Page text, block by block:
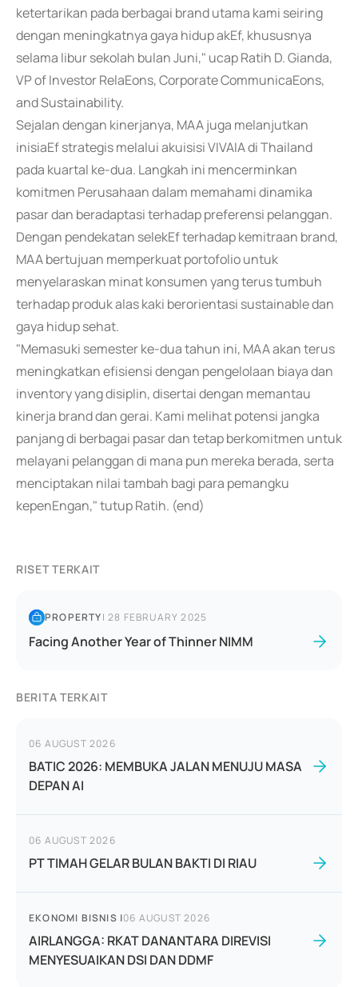
ketertarikan pada berbagai brand utama kami seiring
dengan meningkatnya gaya hidup akEf, khususnya
selama libur sekolah bulan Juni," ucap Ratih D. Gianda,
VP of Investor RelaEons, Corporate CommunicaEons,
and Sustainability.
Sejalan dengan kinerjanya, MAA juga melanjutkan
inisiaEf strategis melalui akuisisi VIVAIA di Thailand
pada kuartal ke-dua. Langkah ini mencerminkan
komitmen Perusahaan dalam memahami dinamika
pasar dan beradaptasi terhadap preferensi pelanggan.
Dengan pendekatan selekEf terhadap kemitraan brand,
MAA bertujuan memperkuat portofolio untuk
menyelaraskan minat konsumen yang terus tumbuh
terhadap produk alas kaki berorientasi sustainable dan
gaya hidup sehat.
"Memasuki semester ke-dua tahun ini, MAA akan terus
meningkatkan efisiensi dengan pengelolaan biaya dan
inventory yang disiplin, disertai dengan memantau
kinerja brand dan gerai. Kami melihat potensi jangka
panjang di berbagai pasar dan tetap berkomitmen untuk
melayani pelanggan di mana pun mereka berada, serta
menciptakan nilai tambah bagi para pemangku
kepenEngan," tutup Ratih. (end)
RISET TERKAIT
PROPERTY|28 FEBRUARY 2025
Facing Another Year of Thinner NIMM
BERITA TERKAIT
06 AUGUST 2026
BATIC 2026: MEMBUKA JALAN MENUJU MASA
DEPAN AI
06 AUGUST 2026
PT TIMAH GELAR BULAN BAKTI DI RIAU
EKONOMI BISNIS |06 AUGUST 2026
AIRLANGGA: RKAT DANANTARA DIREVISI
MENYESUAIKAN DSI DAN DDMF